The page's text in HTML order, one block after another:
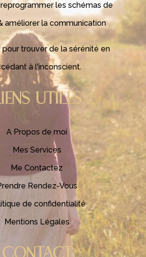
les schémas de
améliorer la communication
pour trouver de la sérénité en
à l'inconscient.
UTILES
A Propos de moi
Mes Services
Me Contactez
Rendez-Vous
de confidentialité
Mentions Légales